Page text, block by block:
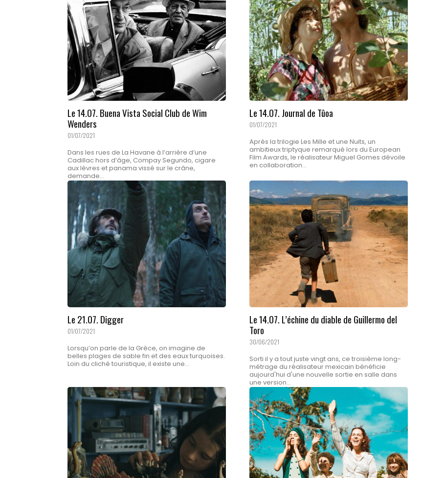
Le 14.07. Buena Vista Social Club de Wim
Wenders
01/07/2021
Dans les rues de La Havane à l’arrière d’une
Cadillac hors d’âge, Compay Segundo, cigare
aux lèvres et panama vissé sur le crâne,
demande...
Le 14.07. Journal de Tûoa
01/07/2021
Après la trilogie Les Mille et une Nuits, un
ambitieux triptyque remarqué lors du European
Film Awards, le réalisateur Miguel Gomes dévoile
en collaboration...
Le 21.07. Digger
01/07/2021
Lorsqu’on parle de la Grèce, on imagine de
belles plages de sable fin et des eaux turquoises.
Loin du cliché touristique, il existe une...
Le 14.07. L’échine du diable de Guillermo del
Toro
30/06/2021
Sorti il y a tout juste vingt ans, ce troisième long-
métrage du réalisateur mexicain bénéficie
aujourd'hui d'une nouvelle sortie en salle dans
une version...